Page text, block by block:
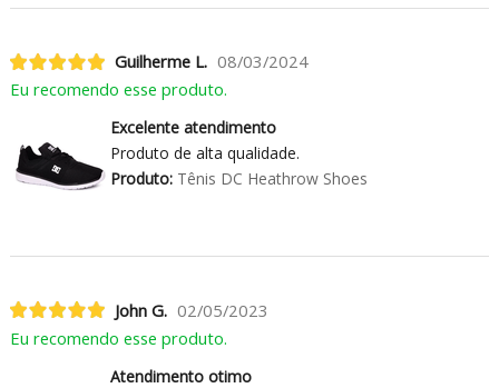
Guilherme L. 08/03/2024
Eu recomendo esse produto.
Excelente atendimento
Produto de alta qualidade.
Produto:Tênis DC Heathrow Shoes
John G. 02/05/2023
Eu recomendo esse produto.
Atendimento otimo